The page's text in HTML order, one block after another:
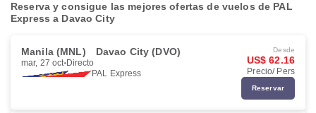
Reserva y consigue las mejores ofertas de vuelos de PAL
Express a Davao City
Manila (MNL) Davao City (DVO)
mar, 27 oct Directo
PAL Express
Desde
US$ 62.16
Precio/ Pers
Reservar